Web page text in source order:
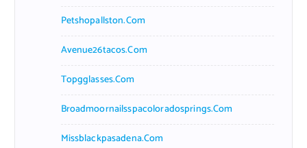
Petshopallston.com
Avenue26tacos.com
Topgglasses.com
Broadmoornailsspacoloradosprings.com
Missblackpasadena.com